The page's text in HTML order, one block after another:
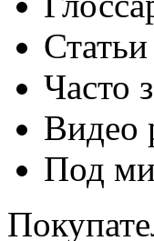
Статьи
Часто
Видео
Под